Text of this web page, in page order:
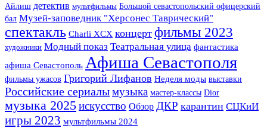
Айлиш детектив мультфильмы Большой севастопольский офицерский
бал Музей-заповедник "Херсонес Таврический"
спектакль Charli XCX концерт фильмы 2023
художники Модный показ Театральная улица фантастика
афиша Севастополь Афиша Севастополя
фильмы ужасов Григорий Лифанов Неделя моды выставки
Российские сериалымузыка мастер-классы Dior
музыка 2025искусство Обзор ДКР карантин СЦКиИ
игры 2023 мультфильмы 2024